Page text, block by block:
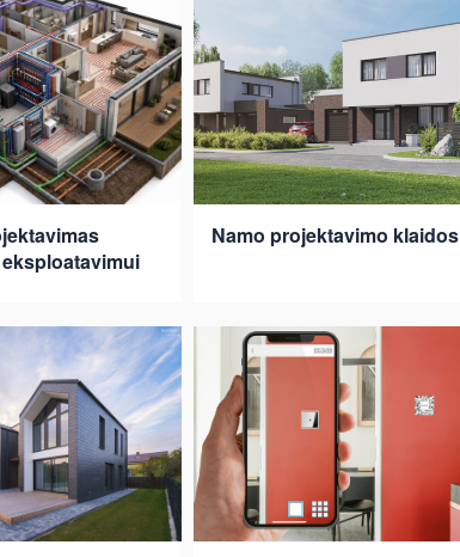
Namo projektavimo klaidos